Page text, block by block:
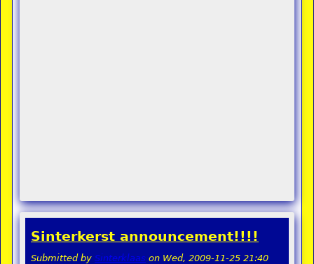
Sinterkerst announcement!!!!
Submitted by Sinterklaas on Wed, 2009-11-25 21:40